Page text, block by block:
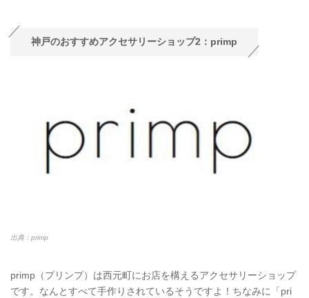
神戸のおすすめアクセサリーショップ2：primp
出典：primp
primp（プリンプ）は西元町にお店を構えるアクセサリーショップ
です。なんとすべて手作りされているそうですよ！ちなみに「pri